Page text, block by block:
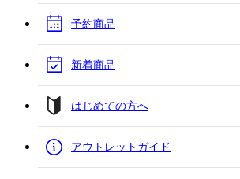
予約商品
新着商品
はじめての方へ
アウトレットガイド